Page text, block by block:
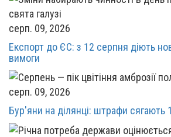
серп. 09, 2026
Експорт до ЄС: з 12 серпня діють
вимоги
серп. 09, 2026
Бур'яни на ділянці: штрафи сягають